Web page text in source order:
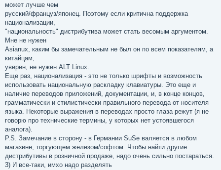
может лучше чем
русский/француз/японец. Поэтому если критична поддержка
национализации,
"национальность" дистрибутива может стать весомым аргументом.
Мне не нужен
Asianux, каким бы замечательным не был он по всем показателям, а
китайцам,
уверен, не нужен ALT Linux.
Еще раз, национализация - это не только шрифты и возможность
использовать национальную раскладку клавиатуры. Это еще и
наличие переводов приложений, документации, и, в конце концов,
грамматически и стилистически правильного перевода от носителя
языка. Некоторые выражения в переводах просто глаза режут (я не
говорю про технические термины, у которых нет устоявшегося
аналога).
P.S. Замечание в сторону - в Германии SuSe валяется в любом
магазине, торгующем железом/софтом. Чтобы найти другие
дистрибутивы в розничной продаже, надо очень сильно постараться.
3) И все-таки, имхо надо разделять